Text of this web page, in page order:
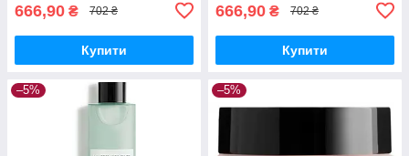
666,90 ₴ 702 ₴
Купити
666,90 ₴ 702 ₴
Купити
–5% –5%